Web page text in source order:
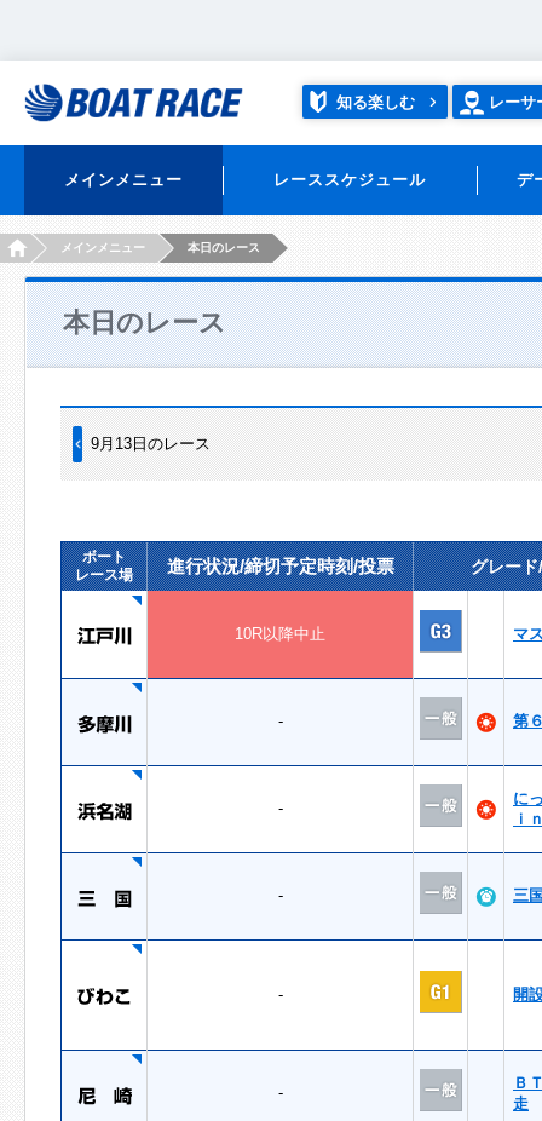
知る楽しむ レーサ
メインメニュー レーススケジュール デ
HOMEメインメニュー 本日のレース
本日のレース
9月13日のレース
ボート
レース場
進行状況/締切予定時刻/投票 グレー
10R以降中止 マ
- 第
-
に
ｉ
- 三
- 開
-
Ｂ
走